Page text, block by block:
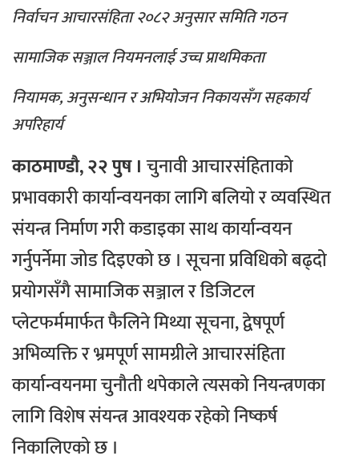
निर्वाचन आचारसंहिता २०८२ अनुसार समिति गठन
सामाजिक सञ्जाल नियमनलाई उच्च प्राथमिकता
नियामक, अनुसन्धान र अभियोजन निकायसँग सहकार्य
अपरिहार्य
काठमाण्डौ, २२ पुष ।चुनावी आचारसंहिताको
प्रभावकारी कार्यान्वयनका लागि बलियो र व्यवस्थित
संयन्त्र निर्माण गरी कडाइका साथ कार्यान्वयन
गर्नुपर्नेमा जोड दिइएको छ । सूचना प्रविधिको बढ्दो
प्रयोगसँगै सामाजिक सञ्जाल र डिजिटल
प्लेटफर्ममार्फत फैलिने मिथ्या सूचना, द्वेषपूर्ण
अभिव्यक्ति र भ्रमपूर्ण सामग्रीले आचारसंहिता
कार्यान्वयनमा चुनौती थपेकाले त्यसको नियन्त्रणका
लागि विशेष संयन्त्र आवश्यक रहेको निष्कर्ष
निकालिएको छ ।